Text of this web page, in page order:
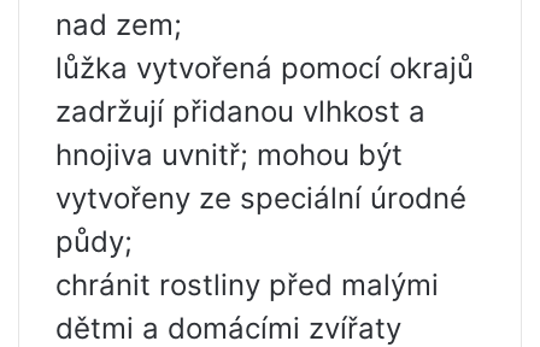
nad zem;
lůžka vytvořená pomocí okrajů
zadržují přidanou vlhkost a
hnojiva uvnitř; mohou být
vytvořeny ze speciální úrodné
půdy;
chránit rostliny před malými
dětmi a domácími zvířaty